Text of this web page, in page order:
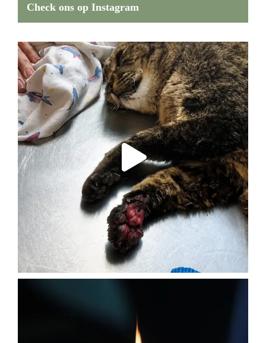
Check ons op Instagram